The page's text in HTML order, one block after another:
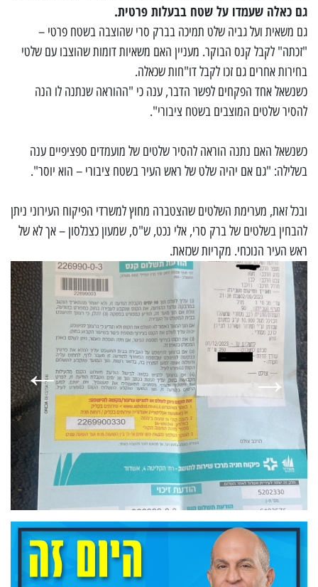
גם כאלה שעמדו על שטח בבעלות פרטית.
גם משאית ועל גביה שלט תמיכה בברק סרי שהוצבה בשטח פרטי –
"זכתה" לקבל קנס הבוקר. מעניין האם משאיות דומות שהוצבו עם שלטי
בחירות אחרים גם זכו לקבל דו"חות שכאלה.
כשנשאל אחד הפקחים לפשר הדבר, ענה כי "ההוראה שנתנה לו הנה
להסיר שלטים המוצבים בשטח ציבורי".
כשנשאל האם נתנה הוראה להסיר שלטים של מועמדים ספציפיים ענה
בשלילה: "גם אם יהיה שלט של ראש העיר בשטח ציבורי – הוא יוסר".
ובכל זאת, מערימת השלטים שהצטברה מחוץ למשרדי הפיקוח העירוני ניתן
להבחין בשלטים של ברק סרי, אלי נכט, ש"ס, שמעון כצנלסון – אך לא של
ראש העיר הנוכחי. מקריות שכזאת.